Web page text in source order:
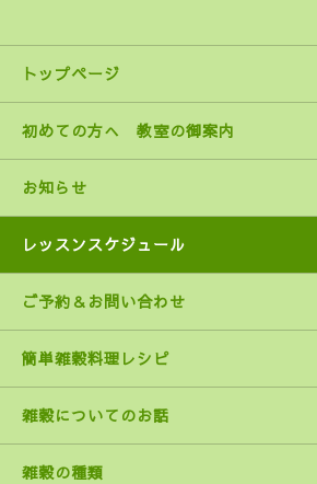
トップページ
初めての方へ 教室の御案内
お知らせ
レッスンスケジュール
ご予約＆お問い合わせ
簡単雑穀料理レシピ
雑穀についてのお話
雑穀の種類